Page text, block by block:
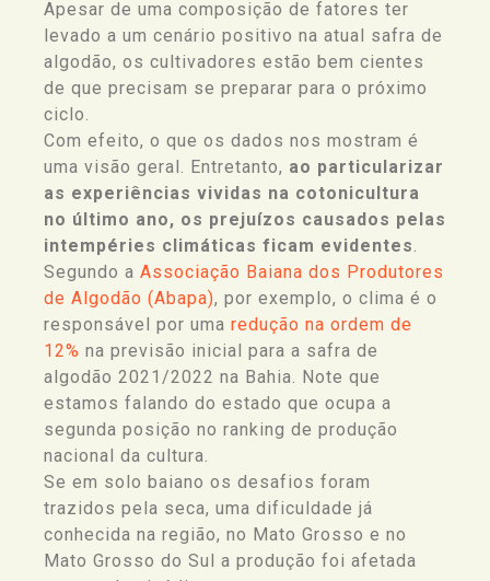
Apesar de uma composição de fatores ter
levado a um cenário positivo na atual safra de
algodão, os cultivadores estão bem cientes
de que precisam se preparar para o próximo
ciclo.
Com efeito, o que os dados nos mostram é
uma visão geral. Entretanto, ao particularizar
as experiências vividas na cotonicultura
no último ano, os prejuízos causados pelas
intempéries climáticas ficam evidentes.
Segundo a Associação Baiana dos Produtores
de Algodão (Abapa), por exemplo, o clima é o
responsável por uma redução na ordem de
12% na previsão inicial para a safra de
algodão 2021/2022 na Bahia. Note que
estamos falando do estado que ocupa a
segunda posição no ranking de produção
nacional da cultura.
Se em solo baiano os desafios foram
trazidos pela seca, uma dificuldade já
conhecida na região, no Mato Grosso e no
Mato Grosso do Sul a produção foi afetada